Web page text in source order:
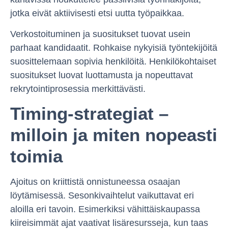
jotka eivät aktiivisesti etsi uutta työpaikkaa.
Verkostoituminen ja suositukset tuovat usein
parhaat kandidaatit. Rohkaise nykyisiä työntekijöitä
suosittelemaan sopivia henkilöitä. Henkilökohtaiset
suositukset luovat luottamusta ja nopeuttavat
rekrytointiprosessia merkittävästi.
Timing-strategiat –
milloin ja miten nopeasti
toimia
Ajoitus on kriittistä onnistuneessa osaajan
löytämisessä. Sesonkivaihtelut vaikuttavat eri
aloilla eri tavoin. Esimerkiksi vähittäiskaupassa
kiireisimmät ajat vaativat lisäresursseja, kun taas